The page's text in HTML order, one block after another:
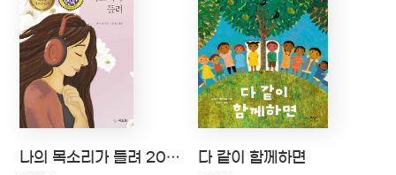
나의 목소리가 들려 2020 나다움어린이책 선정 다 같이 함께하면